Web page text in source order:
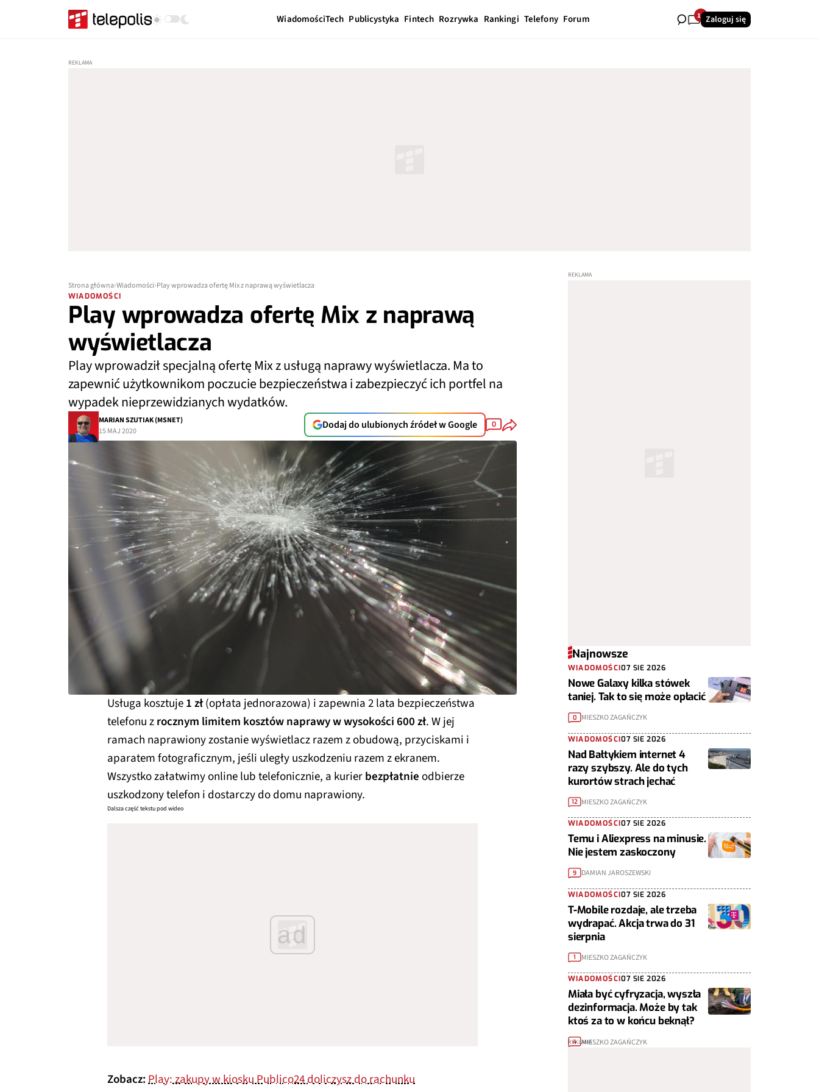
WiadomościTech Publicystyka Fintech Rozrywka Rankingi Telefony Forum 16Zaloguj się
Strona główna Wiadomości Play wprowadza ofertę Mix z naprawą wyświetlacza
WIADOMOŚCI
Play wprowadza ofertę Mix z naprawą
wyświetlacza
Play wprowadził specjalną ofertę Mix z usługą naprawy wyświetlacza. Ma to
zapewnić użytkownikom poczucie bezpieczeństwa i zabezpieczyć ich portfel na
wypadek nieprzewidzianych wydatków.
MARIAN SZUTIAK (MSNET)
15 MAJ 2020
Dodaj do ulubionych źródeł w Google 0
Usługa kosztuje1 zł(opłata jednorazowa) i zapewnia 2 lata bezpieczeństwa
telefonu zrocznym limitem kosztów naprawy w wysokości 600 zł. W jej
ramach naprawiony zostanie wyświetlacz razem z obudową, przyciskami i
aparatem fotograficznym, jeśli uległy uszkodzeniu razem z ekranem.
Wszystko załatwimy online lub telefonicznie, a kurierbezpłatnieodbierze
uszkodzony telefon i dostarczy do domu naprawiony.
Dalsza część tekstu pod wideo
ad
Zobacz:Play: zakupy w kiosku Publico24 doliczysz do rachunku
Najnowsze
WIADOMOŚCI07 SIE 2026
Nowe Galaxy kilka stówek
taniej. Tak to się może opłacić
0 MIESZKO ZAGAŃCZYK
WIADOMOŚCI07 SIE 2026
Nad Bałtykiem internet 4
razy szybszy. Ale do tych
kurortów strach jechać
12 MIESZKO ZAGAŃCZYK
WIADOMOŚCI07 SIE 2026
Temu i Aliexpress na minusie.
Nie jestem zaskoczony
9 DAMIAN JAROSZEWSKI
WIADOMOŚCI07 SIE 2026
T-Mobile rozdaje, ale trzeba
wydrapać. Akcja trwa do 31
sierpnia
1 MIESZKO ZAGAŃCZYK
WIADOMOŚCI07 SIE 2026
Miała być cyfryzacja, wyszła
dezinformacja. Może by tak
ktoś za to w końcu beknął?
4 MIESZKO ZAGAŃCZYK